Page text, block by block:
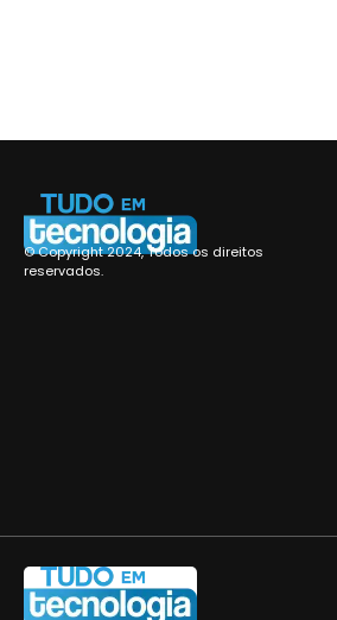
© Copyright 2024, Todos os direitos
reservados.